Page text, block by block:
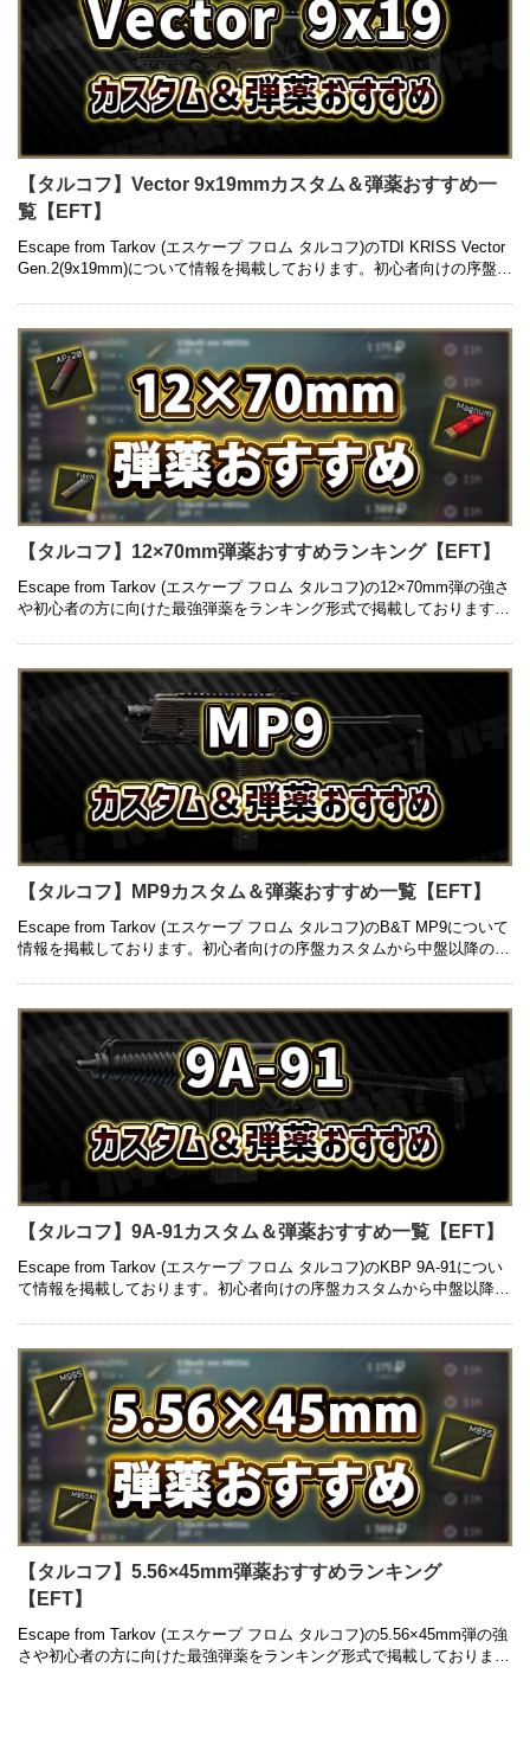
【タルコフ】Vector 9x19mmカスタム＆弾薬おすすめ一
覧【EFT】
Escape from Tarkov (エスケープ フロム タルコフ)のTDI KRISS Vector
Gen.2(9x19mm)について情報を掲載しております。初心者向けの序盤カ
【タルコフ】12×70mm弾薬おすすめランキング【EFT】
Escape from Tarkov (エスケープ フロム タルコフ)の12×70mm弾の強さ
や初心者の方に向けた最強弾薬をランキング形式で掲載しております。
【タルコフ】MP9カスタム＆弾薬おすすめ一覧【EFT】
Escape from Tarkov (エスケープ フロム タルコフ)のB&T MP9について
情報を掲載しております。初心者向けの序盤カスタムから中盤以降の高
【タルコフ】9A-91カスタム＆弾薬おすすめ一覧【EFT】
Escape from Tarkov (エスケープ フロム タルコフ)のKBP 9A-91につい
て情報を掲載しております。初心者向けの序盤カスタムから中盤以降の
【タルコフ】5.56×45mm弾薬おすすめランキング
【EFT】
Escape from Tarkov (エスケープ フロム タルコフ)の5.56×45mm弾の強
さや初心者の方に向けた最強弾薬をランキング形式で掲載しておりま